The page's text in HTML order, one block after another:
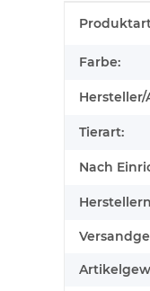
Wert
Farbe:
Tierart:
Nach